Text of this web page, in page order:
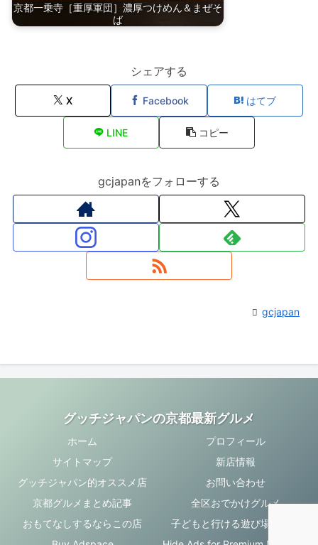
京都一乗寺［重厚軍団］濃厚つけめん＆まぜそ
ば
シェアする
X Facebook はてブ
LINE コピー
gcjapanをフォローする
gcjapan
グッチジャパンの京都最新グルメ
ホーム
プロフィール
サイトマップ
新店情報
グッチジャパン的オススメ店
お問い合わせ
京都グルメまとめ記事
全区おでかけグルメ
おもてなしするならこの店
子どもと行ける遊び場・お店